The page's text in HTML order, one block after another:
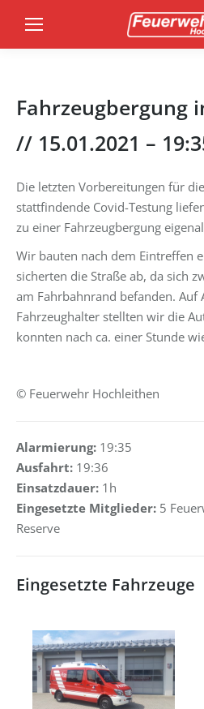
Fahrzeugbergung
// 15.01.2021 –
Die letzten Vorbereitungen für
stattfindende Covid-Testung
zu einer Fahrzeugbergung
Wir bauten nach dem Eintreffen
sicherten die Straße ab, da sich
am Fahrbahnrand befanden. Auf
Fahrzeughalter stellten wir die
konnten nach ca. einer Stunde
© Feuerwehr Hochleithen
Alarmierung: 19:35
Ausfahrt: 19:36
Einsatzdauer: 1h
Eingesetzte Mitglieder: 5
Reserve
Eingesetzte Fahrzeuge